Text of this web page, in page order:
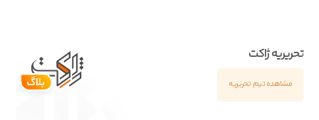
تحریریه ژاکت
مشاهده تیم تحریریه